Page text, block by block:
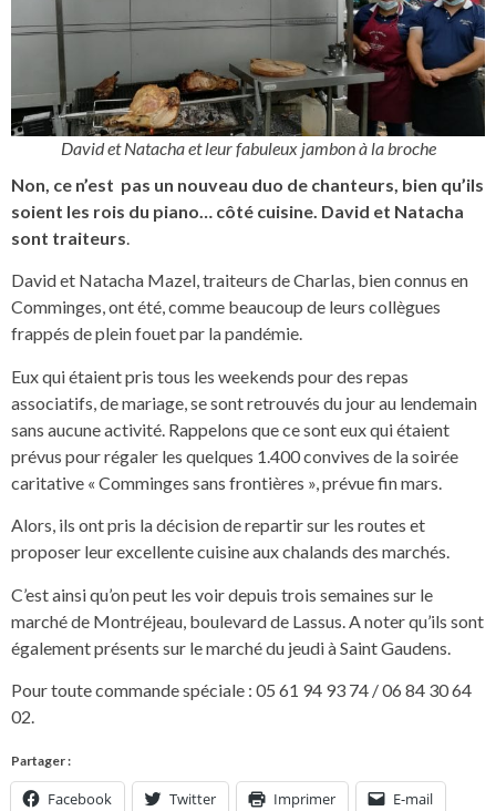
David et Natacha et leur fabuleux jambon à la broche
Non, ce n’est pas un nouveau duo de chanteurs, bien qu’ils
soient les rois du piano… côté cuisine. David et Natacha
sont traiteurs.
David et Natacha Mazel, traiteurs de Charlas, bien connus en
Comminges, ont été, comme beaucoup de leurs collègues
frappés de plein fouet par la pandémie.
Eux qui étaient pris tous les weekends pour des repas
associatifs, de mariage, se sont retrouvés du jour au lendemain
sans aucune activité. Rappelons que ce sont eux qui étaient
prévus pour régaler les quelques 1.400 convives de la soirée
caritative « Comminges sans frontières », prévue fin mars.
Alors, ils ont pris la décision de repartir sur les routes et
proposer leur excellente cuisine aux chalands des marchés.
C’est ainsi qu’on peut les voir depuis trois semaines sur le
marché de Montréjeau, boulevard de Lassus. A noter qu’ils sont
également présents sur le marché du jeudi à Saint Gaudens.
Pour toute commande spéciale : 05 61 94 93 74 / 06 84 30 64
02.
Partager :
Facebook Twitter Imprimer E-mail